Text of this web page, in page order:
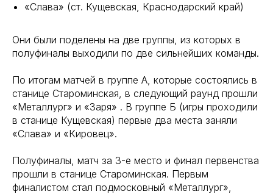
«Слава» (ст. Кущевская, Краснодарский край)
Они были поделены на две группы, из которых в
полуфиналы выходили по две сильнейших команды.
По итогам матчей в группе А, которые состоялись в
станице Староминская, в следующий раунд прошли
«Металлург» и «Заря» . В группе Б (игры проходили
в станице Кущевская) первые два места заняли
«Слава» и «Кировец».
Полуфиналы, матч за 3-е место и финал первенства
прошли в станице Староминская. Первым
финалистом стал подмосковный «Металлург»,